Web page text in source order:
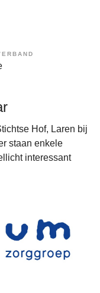
Hof, Laren bij
staan enkele
interessant